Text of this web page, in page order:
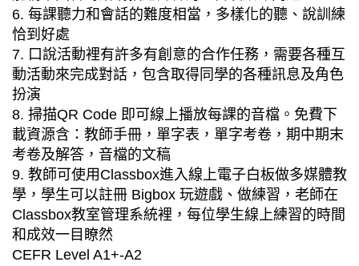
6. 每課聽力和會話的難度相當，多樣化的聽、說訓練
恰到好處
7. 口說活動裡有許多有創意的合作任務，需要各種互
動活動來完成對話，包含取得同學的各種訊息及角色
扮演
8. 掃描QR Code 即可線上播放每課的音檔。免費下
載資源含：教師手冊，單字表，單字考卷，期中期末
考卷及解答，音檔的文稿
9. 教師可使用Classbox進入線上電子白板做多媒體教
學，學生可以註冊 Bigbox 玩遊戲、做練習，老師在
Classbox教室管理系統裡，每位學生線上練習的時間
和成效一目瞭然
CEFR Level A1+-A2